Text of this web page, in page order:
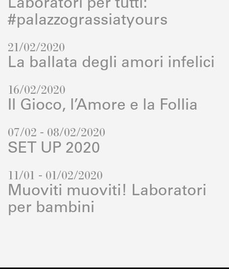
Laboratori per tutti:
#palazzograssiatyours
21/02/2020
La ballata degli amori infelici
16/02/2020
Il Gioco, l’Amore e la Follia
07/02 - 08/02/2020
SET UP 2020
11/01 - 01/02/2020
Muoviti muoviti! Laboratori
per bambini